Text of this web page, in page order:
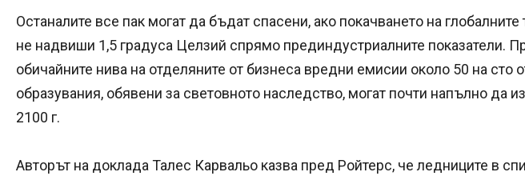
Останалите все пак могат да бъдат спасени, ако покачването на глобалните
не надвиши 1,5 градуса Целзий спрямо прединдустриалните показатели.
обичайните нива на отделяните от бизнеса вредни емисии около 50 на сто
образувания, обявени за световното наследство, могат почти напълно да
2100 г.
Авторът на доклада Талес Карвальо казва пред Ройтерс, че ледниците в